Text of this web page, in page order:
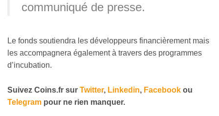
communiqué de presse.
Le fonds soutiendra les développeurs financièrement mais
les accompagnera également à travers des programmes
d’incubation.
Suivez Coins.fr sur Twitter, Linkedin, Facebook ou
Telegram pour ne rien manquer.